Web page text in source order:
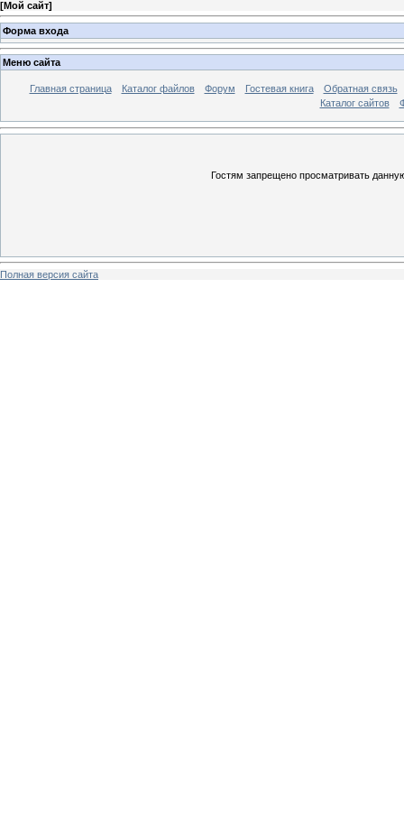
[Мой сайт]
Форма входа
Меню сайта
Главная страница Каталог файлов Форум Гостевая книга
Обратная связь
Каталог сайтов
Гостям запрещено просматривать
Полная версия сайта